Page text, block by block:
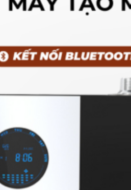
có sản phẩm trong giỏ hàng.
phẩm trong giỏ hàng.